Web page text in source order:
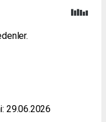
29.06.2026